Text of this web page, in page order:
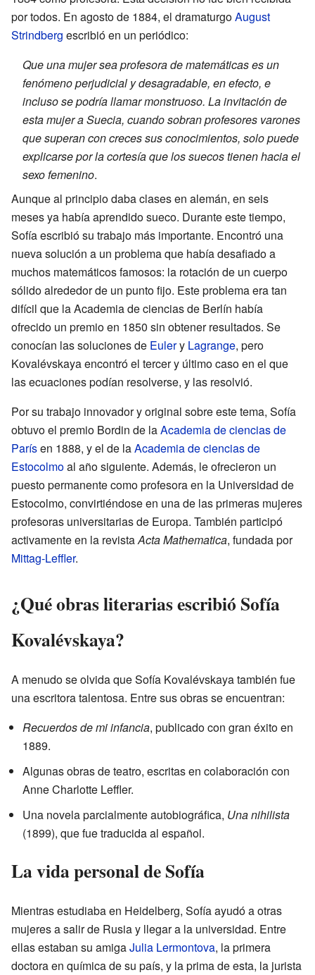
por todos. En agosto de 1884, el dramaturgoAugust
Strindberg escribió en un periódico:
Que una mujer sea profesora de matemáticas es un
fenómeno perjudicial y desagradable, en efecto, e
incluso se podría llamar monstruoso. La invitación de
esta mujer a Suecia, cuando sobran profesores varones
que superan con creces sus conocimientos, solo puede
explicarse por la cortesía que los suecos tienen hacia el
sexo femenino.
Aunque al principio daba clases en alemán, en seis
meses ya había aprendido sueco. Durante este tiempo,
Sofía escribió su trabajo más importante. Encontró una
nueva solución a un problema que había desafiado a
muchos matemáticos famosos: la rotación de un cuerpo
sólido alrededor de un punto fijo. Este problema era tan
difícil que la Academia de ciencias de Berlín había
ofrecido un premio en 1850 sin obtener resultados. Se
conocían las soluciones de Eulery Lagrange, pero
Kovalévskaya encontró el tercer y último caso en el que
las ecuaciones podían resolverse, y las resolvió.
Por su trabajo innovador y original sobre este tema, Sofía
obtuvo el premio Bordin de laAcademia de ciencias de
Parísen 1888, y el de laAcademia de ciencias de
Estocolmoal año siguiente. Además, le ofrecieron un
puesto permanente como profesora en la Universidad de
Estocolmo, convirtiéndose en una de las primeras mujeres
profesoras universitarias de Europa. También participó
activamente en la revistaActa Mathematica, fundada por
Mittag-Leffler.
¿Qué obras literarias escribió Sofía
Kovalévskaya?
A menudo se olvida que Sofía Kovalévskaya también fue
una escritora talentosa. Entre sus obras se encuentran:
Recuerdos de mi infancia, publicado con gran éxito en
1889.
Algunas obras de teatro, escritas en colaboración con
Anne Charlotte Leffler.
Una novela parcialmente autobiográfica, Una nihilista
(1899), que fue traducida al español.
La vida personal de Sofía
Mientras estudiaba en Heidelberg, Sofía ayudó a otras
mujeres a salir de Rusia y llegar a la universidad. Entre
ellas estaban su amigaJulia Lermontova, la primera
doctora en química de su país, y la prima de esta, la jurista